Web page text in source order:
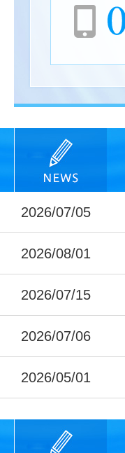
2026/07/05
2026/08/01
2026/07/15
2026/07/06
2026/05/01